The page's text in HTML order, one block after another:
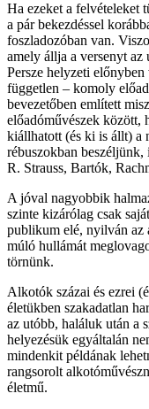
Ha ezeket a felvételeket
a pár bekezdéssel
foszladozóban van.
amely állja a versenyt
Persze helyzeti
független – komoly
bevezetőben említett
előadóművészek között,
kiállhatott (és ki is állt) a
rébuszokban
R. Strauss, Bartók,
A jóval nagyobbik
szinte kizárólag csak
publikum elé, nyilván az
múló hullámát
törnünk.
Alkotók százai és ezrei
életükben szakadatlan
az utóbb, haláluk után a
helyezésük egyáltalán
mindenkit példának
rangsorolt
életmű.